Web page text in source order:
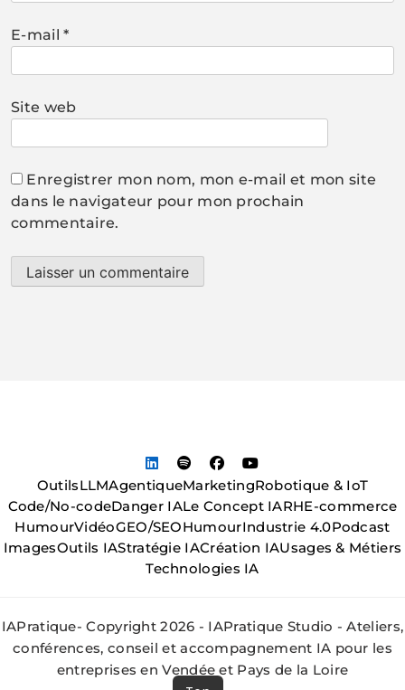
E-mail*
Site web
Enregistrer mon nom, mon e-mail et mon site
dans le navigateur pour mon prochain
commentaire.
OutilsLLMAgentiqueMarketingRobotique & IoT
Code/No-codeDanger IALe Concept IARHE-commerce
HumourVidéoGEO/SEOHumourIndustrie 4.0Podcast
ImagesOutils IAStratégie IACréation IAUsages & Métiers
Technologies IA
IAPratique- Copyright 2026 - IAPratique Studio - Ateliers,
conférences, conseil et accompagnement IA pour les
entreprises en Vendée et Pays de la Loire